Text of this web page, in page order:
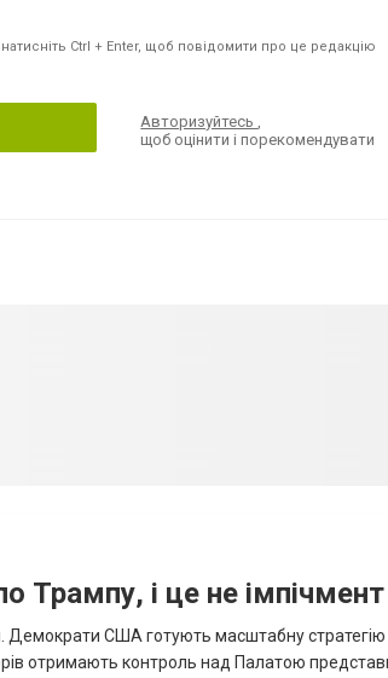
Ctrl + Enter, щоб повідомити про це редакцію
Авторизуйтесь,
щоб оцінити і порекомендувати
Трампу, і це не імпічмент
Демократи США готують масштабну стратегію
отримають контроль над Палатою